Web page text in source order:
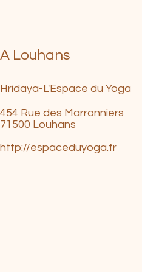
A Louhans
Hridaya-L'Espace du Yoga
454 Rue des Marronniers
71500 Louhans​
http://espaceduyoga.fr